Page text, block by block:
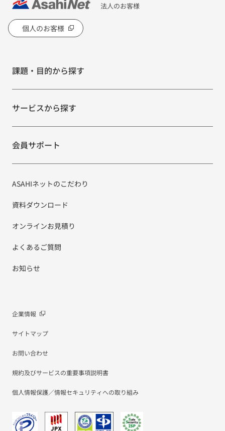
法人のお客様
個人のお客様
課題・目的から探す
サービスから探す
会員サポート
ASAHIネットのこだわり
資料ダウンロード
オンラインお見積り
よくあるご質問
お知らせ
企業情報
サイトマップ
お問い合わせ
規約及びサービスの重要事項説明書
個人情報保護／情報セキュリティへの取り組み